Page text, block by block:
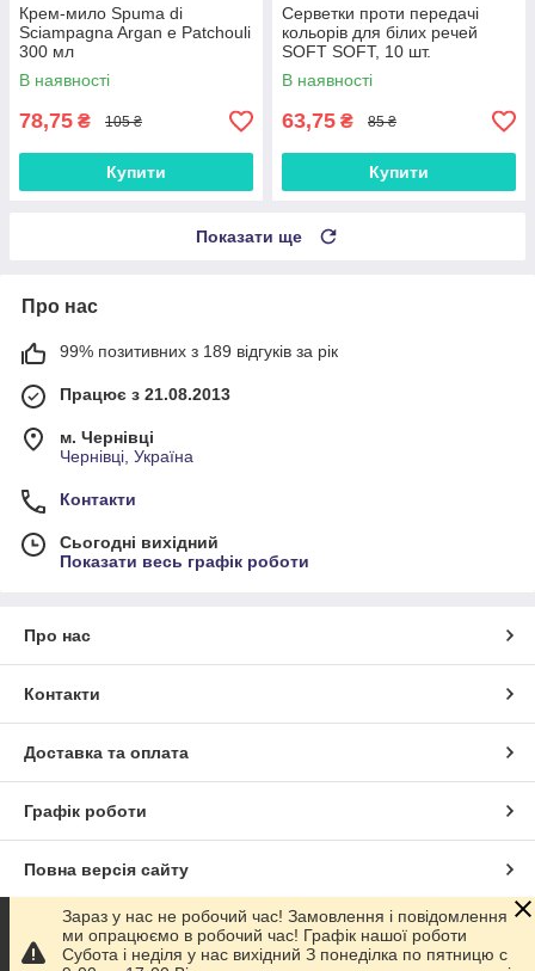
Крем-мило Spuma di
Sciampagna Argan e Patchouli
300 мл
В наявності
78,75 ₴ 105 ₴
Купити
Серветки проти передачі
кольорів для білих речей
SOFT SOFT, 10 шт.
В наявності
63,75 ₴ 85 ₴
Купити
Показати ще
Про нас
99% позитивних з 189 відгуків за рік
Працює з 21.08.2013
м. Чернівці
Чернівці, Україна
Контакти
Сьогодні вихідний
Показати весь графік роботи
Про нас
Контакти
Доставка та оплата
Графік роботи
Повна версія сайту
Сайт створено на маркетплейсіProm.ua
Зараз у нас не робочий час! Замовлення і повідомлення
ми опрацюємо в робочий час! Графік нашої роботи
Субота і неділя у нас вихідний З понеділка по пятницю с